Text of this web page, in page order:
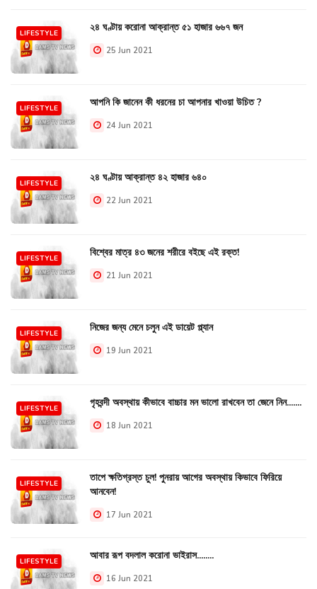
LIFESTYLE ২৪ ঘণ্টায় করোনা আক্রান্ত ৫১ হাজার ৬৬৭ জন
25 Jun 2021
LIFESTYLE আপনি কি জানেন কী ধরনের চা আপনার খাওয়া উচিত ?
24 Jun 2021
LIFESTYLE ২৪ ঘণ্টায় আক্রান্ত ৪২ হাজার ৬৪০
22 Jun 2021
LIFESTYLE বিশ্বের মাত্র ৪৩ জনের শরীরে বইছে এই রক্ত!
21 Jun 2021
LIFESTYLE নিজের জন্য মেনে চলুন এই ডায়েট প্ল্যান
19 Jun 2021
LIFESTYLE গৃহবন্দী অবস্থায় কীভাবে বাচ্চার মন ভালো রাখবেন তা জেনে নিন.......
18 Jun 2021
LIFESTYLE
তাপে ক্ষতিগ্রস্ত চুল! পুনরায় আগের অবস্থায় কিভাবে ফিরিয়ে
আনবেন!
17 Jun 2021
LIFESTYLE আবার রূপ বদলাল করোনা ভাইরাস........
16 Jun 2021